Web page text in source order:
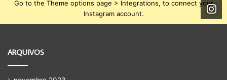
Go to the Theme options page > Integrations, to connect your
Instagram account.
ARQUIVOS